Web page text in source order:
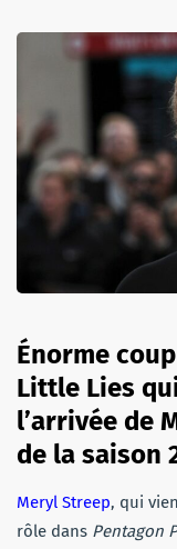
Énorme
Little Lies
l’arrivée de
de la saison
Meryl Streep, qui
rôle dans Pentagon